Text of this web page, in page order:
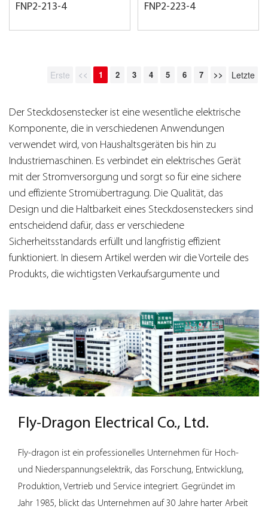
FNP2-213-4 FNP2-223-4
Erste << 1 2 3 4 5 6 7 >> Letzte
Der Steckdosenstecker ist eine wesentliche elektrische
Komponente, die in verschiedenen Anwendungen
verwendet wird, von Haushaltsgeräten bis hin zu
Industriemaschinen. Es verbindet ein elektrisches Gerät
mit der Stromversorgung und sorgt so für eine sichere
und effiziente Stromübertragung. Die Qualität, das
Design und die Haltbarkeit eines Steckdosensteckers sind
entscheidend dafür, dass er verschiedene
Sicherheitsstandards erfüllt und langfristig effizient
funktioniert. In diesem Artikel werden wir die Vorteile des
Produkts, die wichtigsten Verkaufsargumente und
Verständnis des Steckdosensteckers zu vermitteln.
Vorteile des Steckdosensteckers
Haltbarkeit und Langlebigkeit Der Steckdosenstecker ist
für den Langzeitgebrauch konzipiert und besteht aus
Materialien, die der Abnutzung durch häufiges Ein- und
Ausstecken standhalten. Seine robuste Konstruktion
Beschädigungen. Diese Faktoren stellen sicher, dass der
kostengünstigen Wahl sowohl für den privaten als auch
für den gewerblichen Bereich macht.
Hochwertige Materialien: Die Verwendung langlebiger
Kunststoff- und Metalllegierungen im Socket Plug sorgt
Fly-Dragon Electrical Co., Ltd.
Fly-dragon ist ein professionelles Unternehmen für Hoch-
und Niederspannungselektrik, das Forschung, Entwicklung,
Produktion, Vertrieb und Service integriert. Gegründet im
Jahr 1985, blickt das Unternehmen auf 30 Jahre harter Arbeit